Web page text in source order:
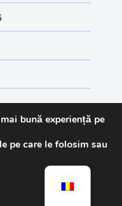
bună experiență pe
pe care le folosim sau